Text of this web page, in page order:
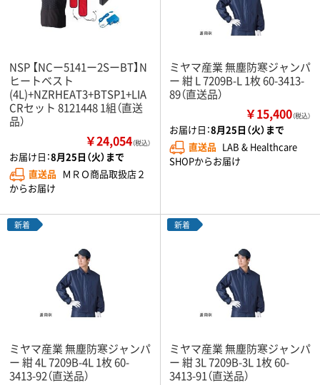
NSP 【NCー5141ー2SーBT】N
ヒートベスト
(4L)+NZRHEAT3+BTSP1+LIA
CRセット 8121448 1組（直送
品）
￥24,054（税込）
お届け日：8月25日（火）まで
直送品 ＭＲＯ商品取扱店２
からお届け
ミヤマ産業 無塵防寒ジャンパ
ー 紺 L 7209B-L 1枚 60-3413-
89（直送品）
￥15,400（税込）
お届け日：8月25日（火）まで
直送品 LAB & Healthcare
SHOPからお届け
新着
ミヤマ産業 無塵防寒ジャンパ
ー 紺 4L 7209B-4L 1枚 60-
3413-92（直送品）
新着
ミヤマ産業 無塵防寒ジャンパ
ー 紺 3L 7209B-3L 1枚 60-
3413-91（直送品）